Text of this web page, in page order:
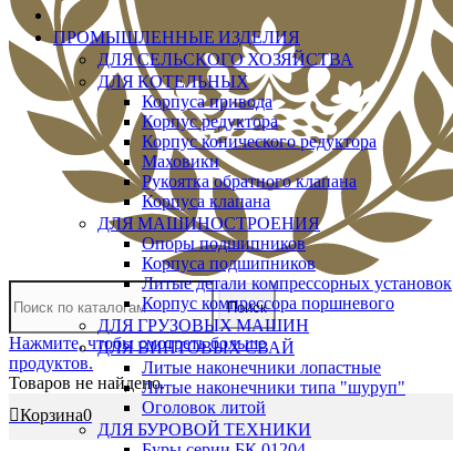
Поиск
Нажмите, чтобы смотреть больше
продуктов.
Товаров не найдено.
Корзина0
ПРОМЫШЛЕННЫЕ ИЗДЕЛИЯ
ДЛЯ СЕЛЬСКОГО ХОЗЯЙСТВА
ДЛЯ КОТЕЛЬНЫХ
Корпуса привода
Корпус редуктора
Корпус конического редуктора
Маховики
Рукоятка обратного клапана
Корпуса клапана
ДЛЯ МАШИНОСТРОЕНИЯ
Опоры подшипников
Корпуса подшипников
Литые детали компрессорных установок
Корпус компрессора поршневого
ДЛЯ ГРУЗОВЫХ МАШИН
ДЛЯ ВИНТОВЫХ СВАЙ
Литые наконечники лопастные
Литые наконечники типа "шуруп"
Оголовок литой
ДЛЯ БУРОВОЙ ТЕХНИКИ